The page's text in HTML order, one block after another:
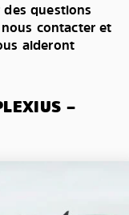
questions
contacter et
aideront
–